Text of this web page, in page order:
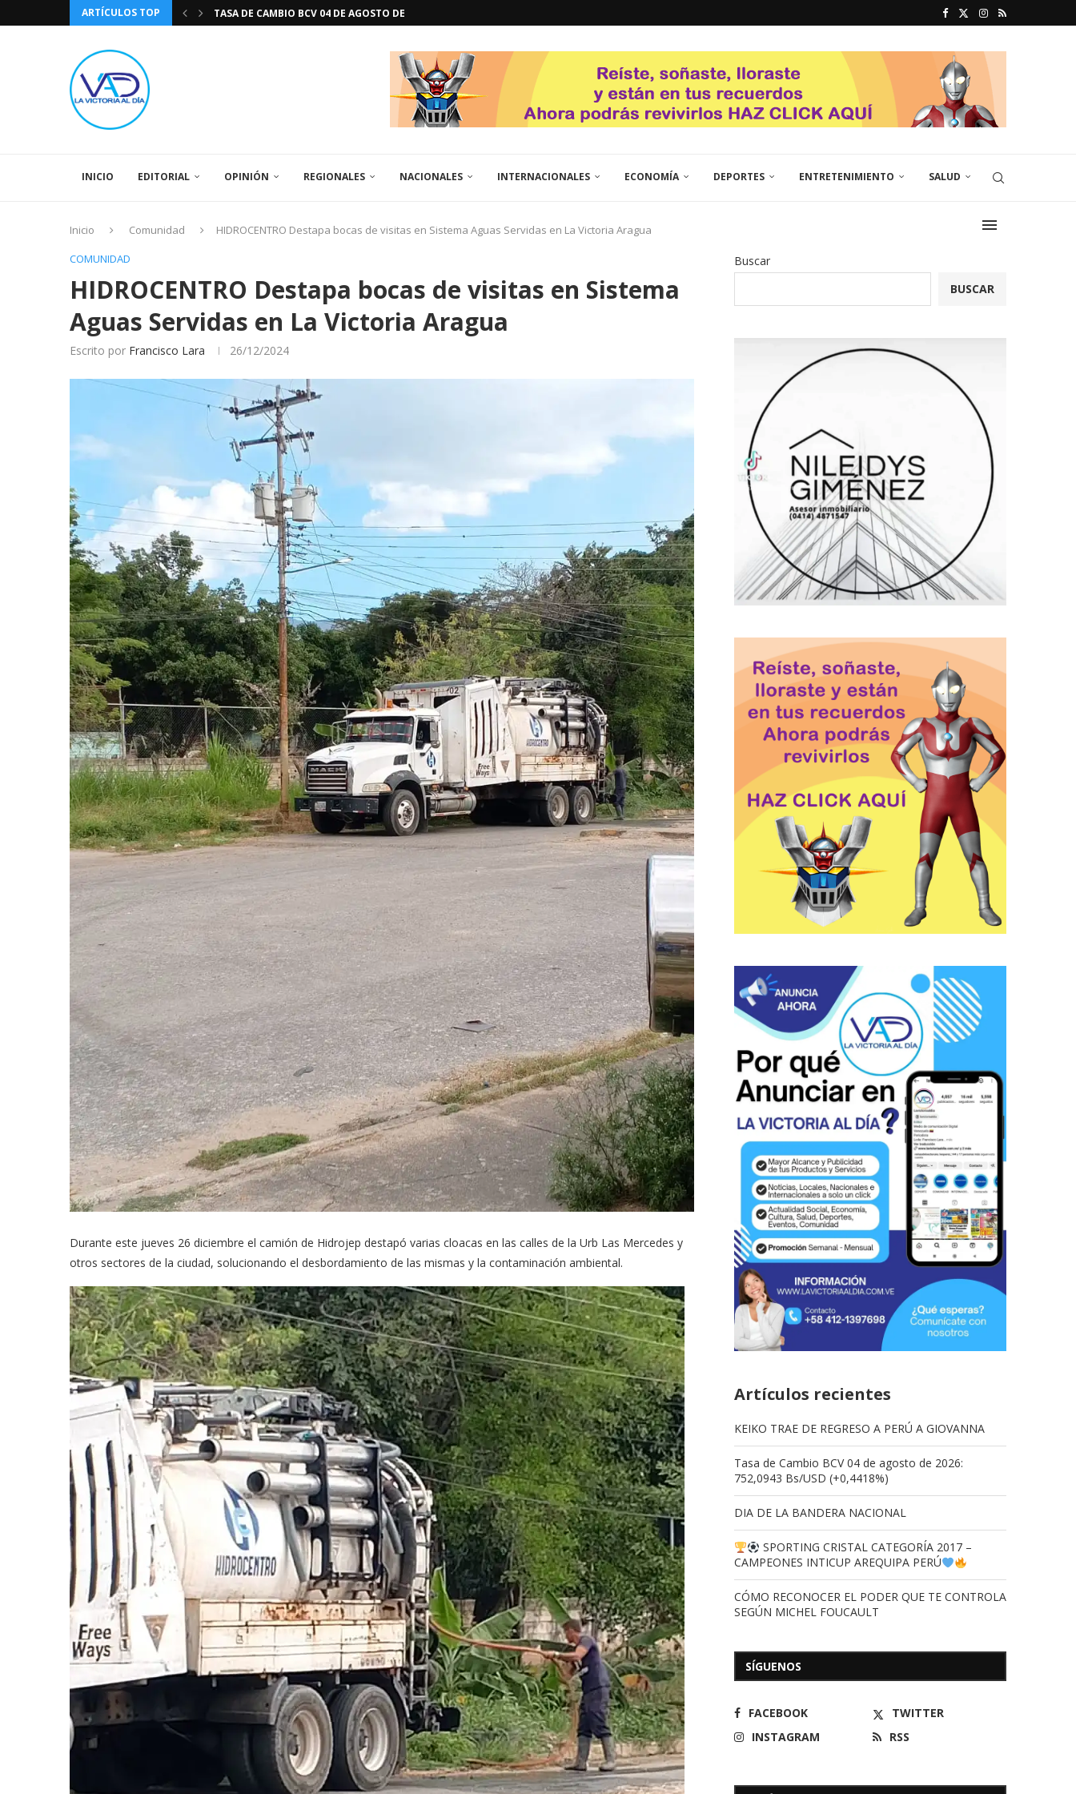
ARTÍCULOS TOP
DIA DE LA BANDERA NACIONAL
INICIO EDITORIAL OPINIÓN REGIONALES NACIONALES INTERNACIONALES ECONOMÍA DEPORTES ENTRETENIMIENTO SALUD
Inicio Comunidad
HIDROCENTRO Destapa bocas de visitas en Sistema Aguas Servidas en La Victoria Aragua
COMUNIDAD
HIDROCENTRO Destapa bocas de visitas en Sistema
Aguas Servidas en La Victoria Aragua
Escrito por Francisco Lara 26/12/2024
Durante este jueves 26 diciembre el camión de Hidrojep destapó varias cloacas en las calles de la Urb Las Mercedes y
otros sectores de la ciudad, solucionando el desbordamiento de las mismas y la contaminación ambiental.
Buscar
BUSCAR
Artículos recientes
KEIKO TRAE DE REGRESO A PERÚ A GIOVANNA
Tasa de Cambio BCV 04 de agosto de 2026:
752,0943 Bs/USD (+0,4418%)
DIA DE LA BANDERA NACIONAL
SPORTING CRISTAL CATEGORÍA 2017 –
CAMPEONES INTICUP AREQUIPA PERÚ
CÓMO RECONOCER EL PODER QUE TE CONTROLA
SEGÚN MICHEL FOUCAULT
SÍGUENOS
FACEBOOK
TWITTER
INSTAGRAM
RSS